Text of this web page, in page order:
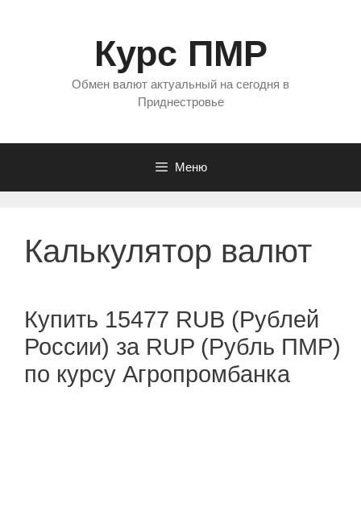
Курс ПМР
Обмен валют актуальный на сегодня в
Приднестровье
Меню
Калькулятор валют
Купить 15477 RUB (Рублей
России) за RUP (Рубль ПМР)
по курсу Агропромбанка